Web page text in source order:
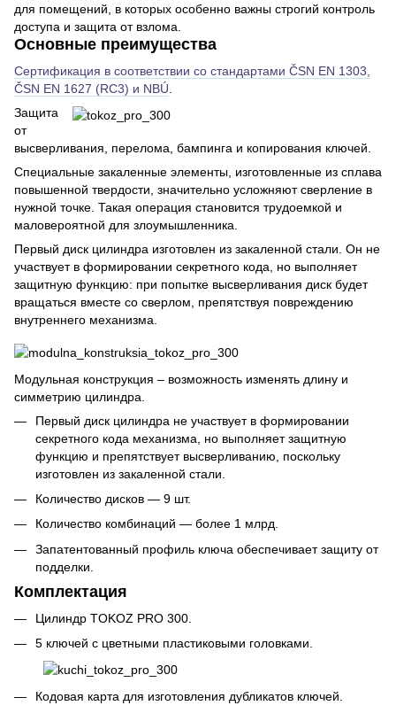
для помещений, в которых особенно важны строгий контроль
доступа и защита от взлома.
Основные преимущества
Сертификация в соответствии со стандартами ČSN EN 1303,
ČSN EN 1627 (RC3) и NBÚ
Защита
от
высверливания, перелома, бампинга и копирования ключей.
Специальные закаленные элементы, изготовленные из сплава
повышенной твердости, значительно усложняют сверление в
нужной точке. Такая операция становится трудоемкой и
маловероятной для злоумышленника.
Первый диск цилиндра изготовлен из закаленной стали. Он не
участвует в формировании секретного кода, но выполняет
защитную функцию: при попытке высверливания диск будет
вращаться вместе со сверлом, препятствуя повреждению
внутреннего механизма.
Модульная конструкция – возможность изменять длину и
симметрию цилиндра.
Первый диск цилиндра не участвует в формировании
секретного кода механизма, но выполняет защитную
функцию и препятствует высверливанию, поскольку
изготовлен из закаленной стали.
Количество дисков — 9 шт.
Количество комбинаций — более 1 млрд.
Запатентованный профиль ключа обеспечивает защиту от
подделки.
Комплектация
Цилиндр TOKOZ PRO 300.
5 ключей с цветными пластиковыми головками.
Кодовая карта для изготовления дубликатов ключей.